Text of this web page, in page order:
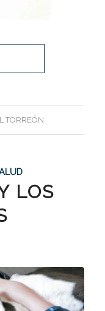
TORREÓN
LOS